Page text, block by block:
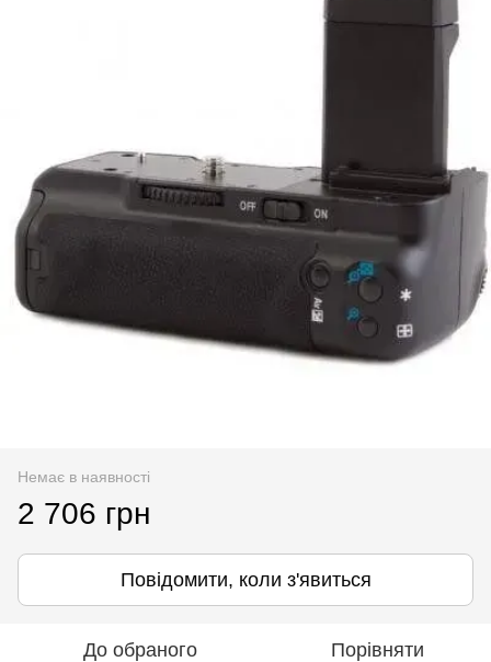
Немає в наявності
2 706 грн
Повідомити, коли з'явиться
До обраного Порівняти